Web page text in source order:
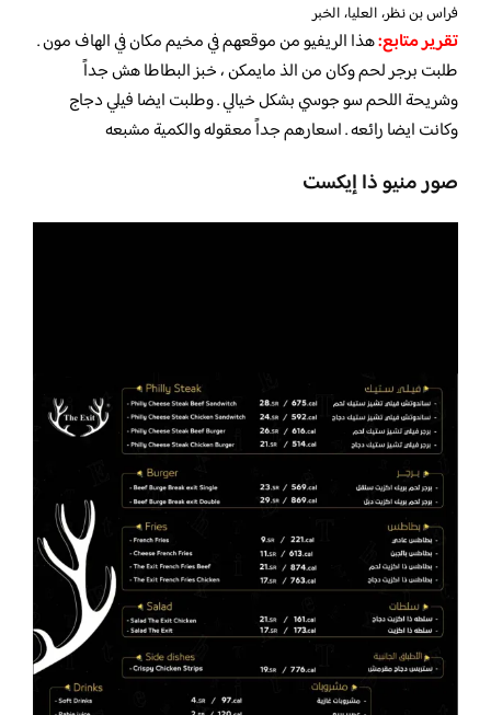
فراس بن نظر، العليا، الخبر
تقرير متابع:هذا الريفيو من موقعهم في مخيم مكان في الهاف مون .
طلبت برجر لحم وكان من الذ مايمكن ، خبز البطاطا هش جداً
وشريحة اللحم سو جوسي بشكل خيالي . وطلبت ايضا فيلي دجاج
وكانت ايضا رائعه . اسعارهم جداً معقوله والكمية مشبعه
صور منيو ذا إيكست